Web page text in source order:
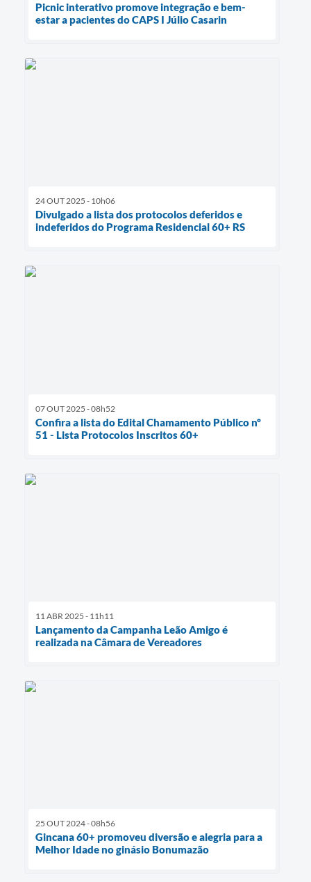
Picnic interativo promove integração e bem-
estar a pacientes do CAPS I Júlio Casarin
24 OUT 2025 - 10h06
Divulgado a lista dos protocolos deferidos e
indeferidos do Programa Residencial 60+ RS
07 OUT 2025 - 08h52
Confira a lista do Edital Chamamento Público nº
51 - Lista Protocolos Inscritos 60+
11 ABR 2025 - 11h11
Lançamento da Campanha Leão Amigo é
realizada na Câmara de Vereadores
25 OUT 2024 - 08h56
Gincana 60+ promoveu diversão e alegria para a
Melhor Idade no ginásio Bonumazão